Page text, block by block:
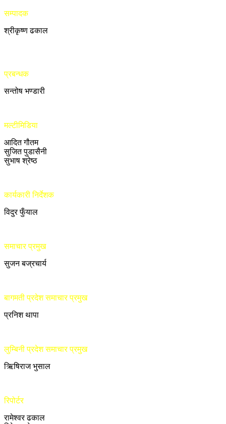
सम्पादक
श्रीकृष्ण ढकाल
प्रबन्धक
सन्तोष भण्डारी
मल्टीमिडिया
आदित गौतम
सुजित पुडासैनी
सुभाष श्रेष्ठ
कार्यकारी निर्देशक
विदुर फुँयाल
समाचार प्रमुख
सुजन बज्रचार्य
बागमती प्रदेश समाचार प्रमुख
प्रनिश थापा
लुम्बिनी प्रदेश समाचार प्रमुख
ऋिषिराज भुसाल
रिपोर्टर
रामेश्वर ढकाल